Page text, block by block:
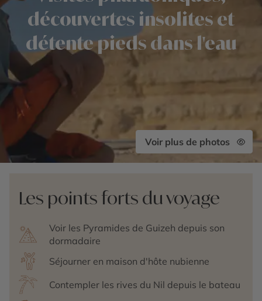
découvertes insolites et
détente pieds dans l'eau
Voir plus de photos
Les points forts du voyage
Voir les Pyramides de Guizeh depuis son
dormadaire
Séjourner en maison d'hôte nubienne
Contempler les rives du Nil depuis le bateau